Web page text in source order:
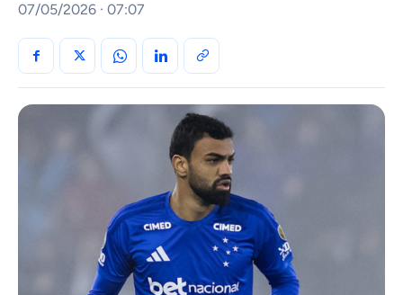
07/05/2026 · 07:07